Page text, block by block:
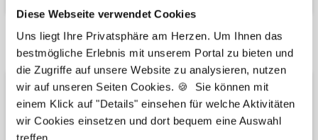
Diese Webseite verwendet Cookies
Uns liegt Ihre Privatsphäre am Herzen. Um Ihnen das
bestmögliche Erlebnis mit unserem Portal zu bieten und
die Zugriffe auf unsere Website zu analysieren, nutzen
wir auf unseren Seiten Cookies. 🍪 Sie können mit
einem Klick auf "Details" einsehen für welche Aktivitäten
wir Cookies einsetzen und dort bequem eine Auswahl
Bäume pflanzen Kooperation mit